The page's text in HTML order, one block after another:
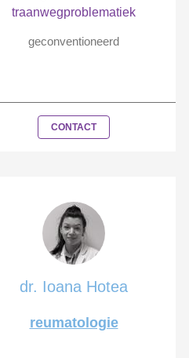
traanwegproblematiek
geconventioneerd
CONTACT
dr. Ioana Hotea
reumatologie